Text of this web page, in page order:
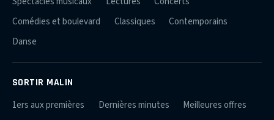
Comédies et boulevard
Classiques
Contemporains
Danse
SORTIR MALIN
1ers aux premières Dernières minutes
Meilleures offres